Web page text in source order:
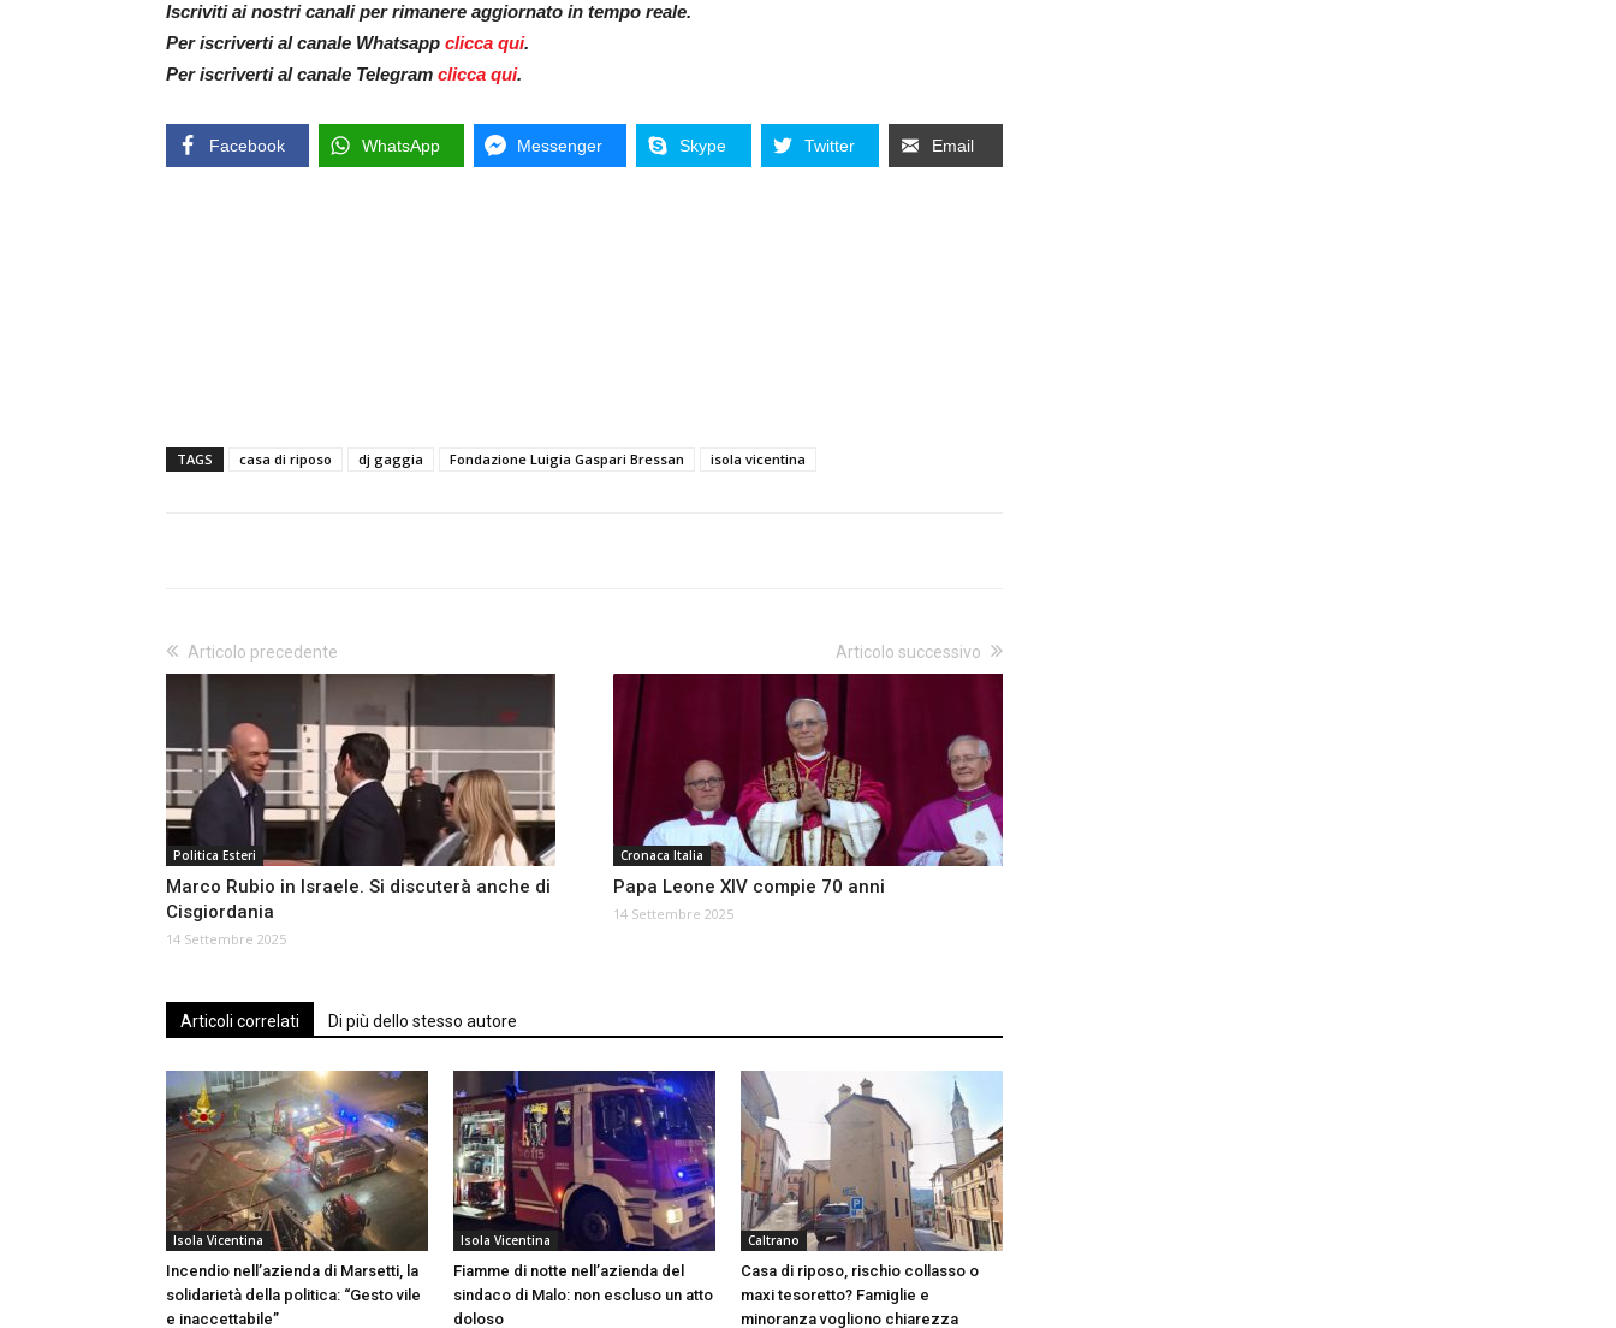
Iscriviti ai nostri canali per rimanere aggiornato in tempo reale.
Per iscriverti al canale Whatsapp clicca qui.
Per iscriverti al canale Telegram clicca qui.
Facebook WhatsApp Messenger Skype Twitter Email
TAGS casa di riposo dj gaggia Fondazione Luigia Gaspari Bressan isola vicentina
Articolo precedente
Politica Esteri
Marco Rubio in Israele. Si discuterà anche di
Cisgiordania
14 Settembre 2025
Articolo successivo
Cronaca Italia
Papa Leone XIV compie 70 anni
14 Settembre 2025
Articoli correlati Di più dello stesso autore
Isola Vicentina
Incendio nell’azienda di Marsetti, la
solidarietà della politica: “Gesto vile
e inaccettabile”
Isola Vicentina
Fiamme di notte nell’azienda del
sindaco di Malo: non escluso un atto
doloso
Caltrano
Casa di riposo, rischio collasso o
maxi tesoretto? Famiglie e
minoranza vogliono chiarezza